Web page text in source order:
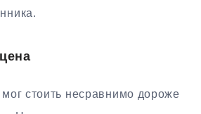
стоить несравнимо дороже